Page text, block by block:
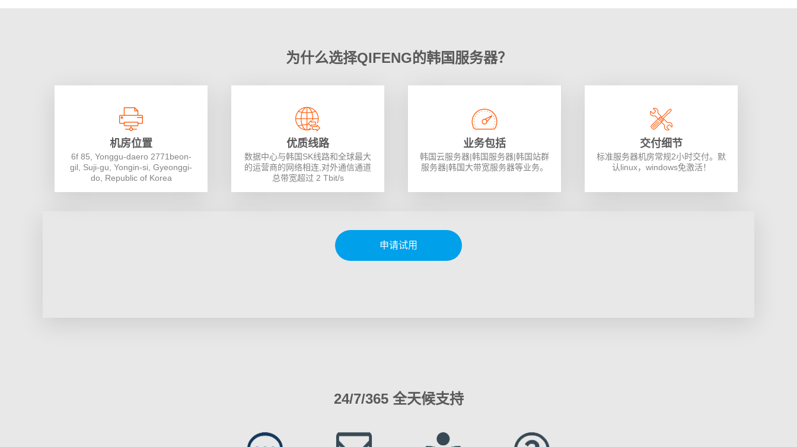
为什么选择QIFENG的韩国服务器？
机房位置
6f 85, Yonggu-daero 2771beon-
gil, Suji-gu, Yongin-si, Gyeonggi-
do, Republic of Korea
优质线路
数据中心与韩国SK线路和全球最大
的运营商的网络相连,对外通信通道
总带宽超过 2 Tbit/s
业务包括
韩国云服务器|韩国服务器|韩国站群
服务器|韩国大带宽服务器等业务。
交付细节
标准服务器机房常规2小时交付。默
认linux，windows免激活！
申请试用
24/7/365 全天候支持